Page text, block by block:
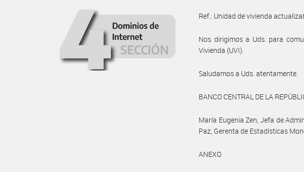
Ref.: Unidad de vivienda
Nos dirigimos a Uds. para
Vivienda (UVI).
Saludamos a Uds. atentamente.
BANCO CENTRAL DE LA
María Eugenia Zen, Jefa de
Paz, Gerenta de Estadísticas
ANEXO